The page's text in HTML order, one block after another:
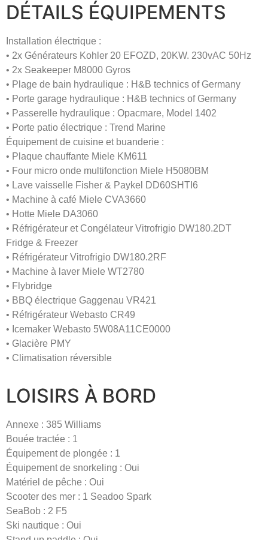
DÉTAILS ÉQUIPEMENTS
Installation électrique :
• 2x Générateurs Kohler 20 EFOZD, 20KW. 230vAC 50Hz
• 2x Seakeeper M8000 Gyros
• Plage de bain hydraulique : H&B technics of Germany
• Porte garage hydraulique : H&B technics of Germany
• Passerelle hydraulique : Opacmare, Model 1402
• Porte patio électrique : Trend Marine
Équipement de cuisine et buanderie :
• Plaque chauffante Miele KM611
• Four micro onde multifonction Miele H5080BM
• Lave vaisselle Fisher & Paykel DD60SHTI6
• Machine à café Miele CVA3660
• Hotte Miele DA3060
• Réfrigérateur et Congélateur Vitrofrigio DW180.2DT
Fridge & Freezer
• Réfrigérateur Vitrofrigio DW180.2RF
• Machine à laver Miele WT2780
• Flybridge
• BBQ électrique Gaggenau VR421
• Réfrigérateur Webasto CR49
• Icemaker Webasto 5W08A11CE0000
• Glacière PMY
• Climatisation réversible
LOISIRS À BORD
Annexe : 385 Williams
Bouée tractée : 1
Équipement de plongée : 1
Équipement de snorkeling : Oui
Matériel de pêche : Oui
Scooter des mer : 1 Seadoo Spark
SeaBob : 2 F5
Ski nautique : Oui